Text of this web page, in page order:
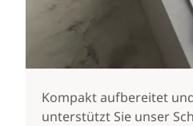
Kompakt aufbereitet
unterstützt Sie unser